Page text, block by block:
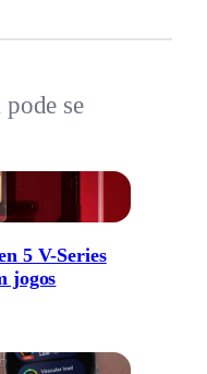
se
5 V-Series
jogos